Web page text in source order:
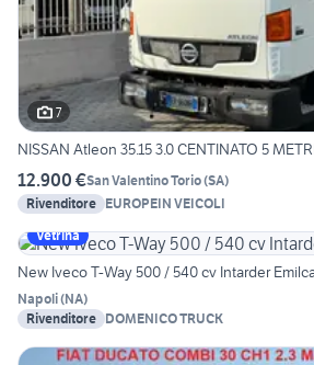
7
NISSAN Atleon 35.15 3.0 CENTINATO 5
12.900 €San Valentino Torio(SA)
Rivenditore EUROPEIN VEICOLI
Vetrina
New Iveco T-Way 500 / 540 cv Intarder
Napoli(NA)
Rivenditore DOMENICO TRUCK